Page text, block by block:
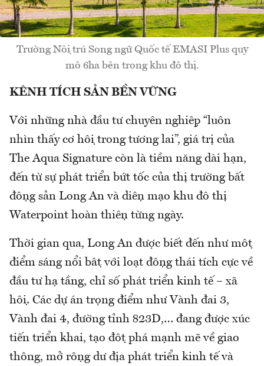
Trường Nội trú Song ngữ Quốc tế EMASI Plus quy
mô 6ha bên trong khu đô thị.
KÊNH TÍCH SẢN BỀN VỮNG
Với những nhà đầu tư chuyên nghiệp “luôn
nhìn thấy cơ hội trong tương lai”, giá trị của
The Aqua Signature còn là tiềm năng dài hạn,
đến từ sự phát triển bứt tốc của thị trường bất
động sản Long An và diện mạo khu đô thị
Waterpoint hoàn thiện từng ngày.
Thời gian qua, Long An được biết đến như một
điểm sáng nổi bật với loạt động thái tích cực về
đầu tư hạ tầng, chỉ số phát triển kinh tế – xã
hội. Các dự án trọng điểm như Vành đai 3,
Vành đai 4, đường tỉnh 823D,… đang được xúc
tiến triển khai, tạo đột phá mạnh mẽ về giao
thông, mở rộng dư địa phát triển kinh tế và